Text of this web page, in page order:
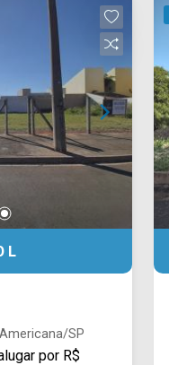
L
SP
por R$